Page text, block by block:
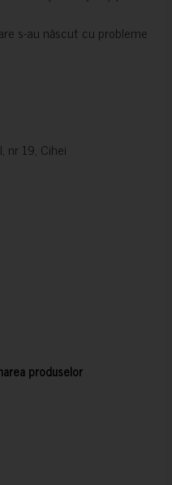
s-au născut cu probleme
19, Cihei
produselor